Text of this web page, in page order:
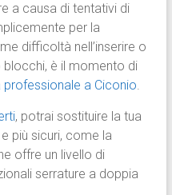
a causa di tentativi di
per la
difficoltà nell’inserire o
blocchi, è il momento di
a Ciconio.
, potrai sostituire la tua
più sicuri, come la
offre un livello di
serrature a doppia